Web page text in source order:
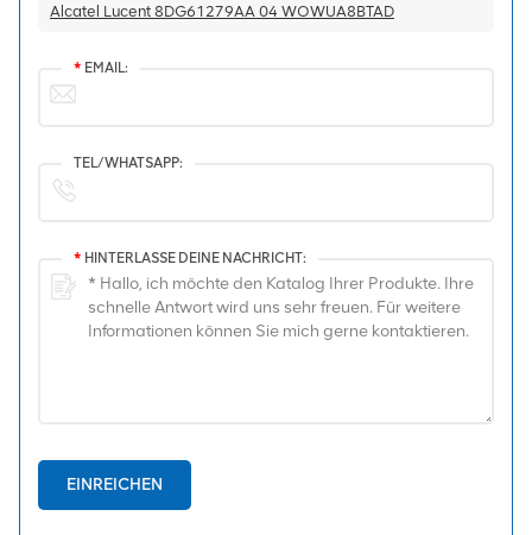
Alcatel Lucent 8DG61279AA 04 WOWUA8BTAD
* EMAIL:
TEL/WHATSAPP:
* HINTERLASSE DEINE NACHRICHT:
EINREICHEN